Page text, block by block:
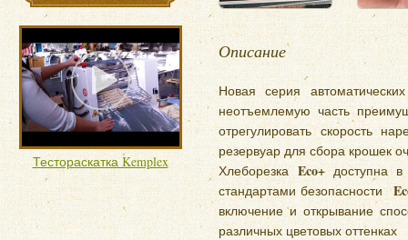
Тестораскатка Kemplex
Описание
Новая серия
неотъемлемую часть
отрегулировать скорость
резервуар для сбора крошек
Хлеборезка Eco+доступна
стандартами безопасности
включение и открывание
различных цветовых оттенках